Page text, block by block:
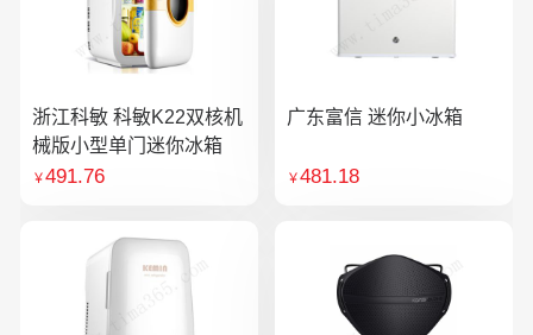
浙江科敏 科敏K22双核机
械版小型单门迷你冰箱
￥491.76
广东富信 迷你小冰箱
￥481.18